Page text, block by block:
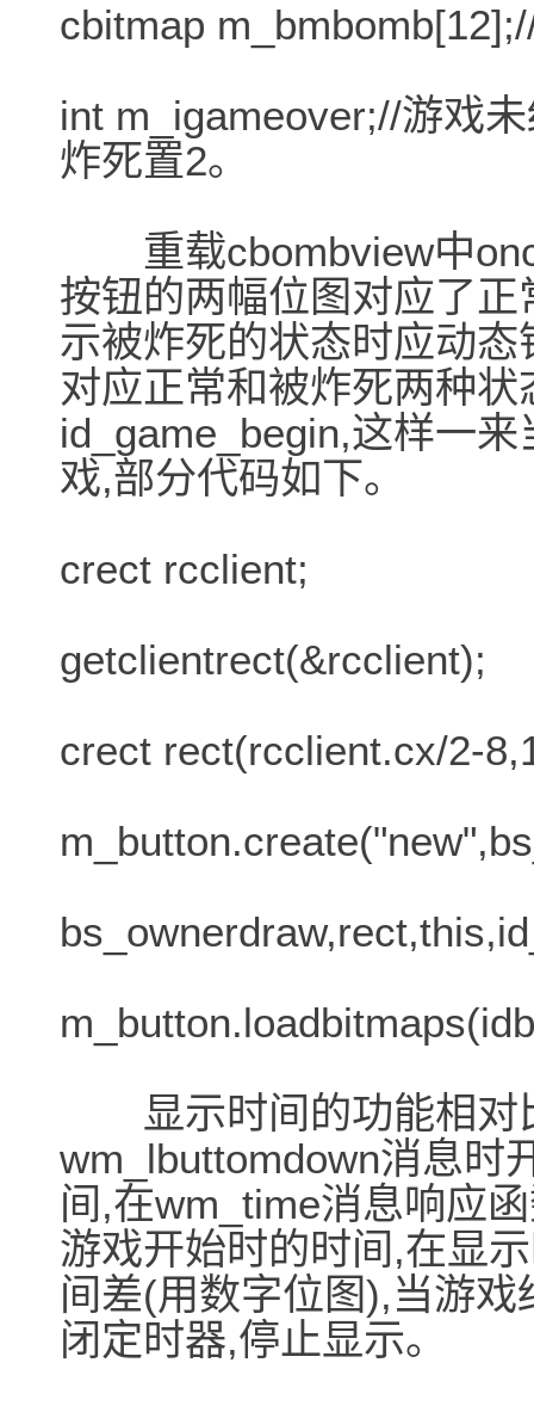
cbitmap
int m_igameover;//游戏
炸死置2。
重载cbombview中
按钮的两幅位图对应了
示被炸死的状态时应动
对应正常和被炸死两种
id_game_begin,这样一
戏,部分代码如下。
crect rcclient;
getclientrect(&rcclient);
crect rect(rcclient.cx/2-
显示时间的功能相对
wm_lbuttomdown消息时
间,在wm_time消息响应
游戏开始时的时间,在显
间差(用数字位图),当游
闭定时器,停止显示。